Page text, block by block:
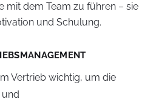
mit dem Team zu führen – sie
und Schulung.
Vertrieb wichtig, um die
und